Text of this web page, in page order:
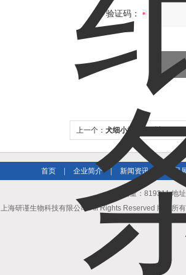
验证码：
上一个： 犬细小抗原检测卡
首页 企业简介 | 新闻资讯 产品
总访问量：819311 地
上海研谨生物科技有限公司 All Rights Reserved 版权所